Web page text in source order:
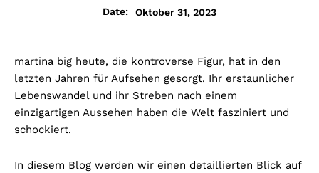
Date:
Oktober 31, 2023
martina big heute, die kontroverse Figur, hat in den
letzten Jahren für Aufsehen gesorgt. Ihr erstaunlicher
Lebenswandel und ihr Streben nach einem
einzigartigen Aussehen haben die Welt fasziniert und
schockiert.
In diesem Blog werden wir einen detaillierten Blick auf